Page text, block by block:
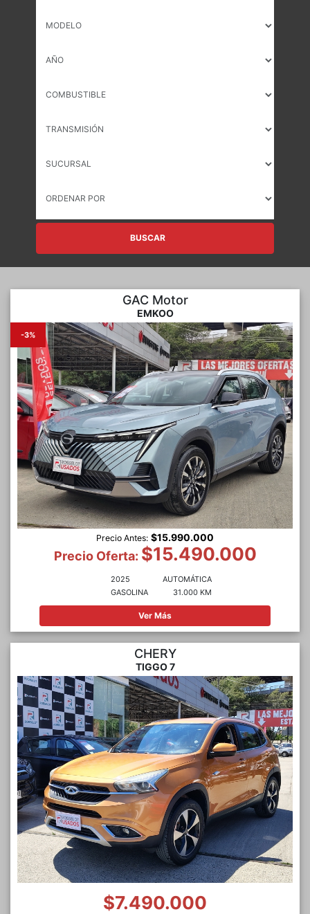
BUSCAR
GAC Motor
EMKOO
-3%
Precio Antes: $15.990.000
Precio Oferta: $15.490.000
2025
GASOLINA
AUTOMÁTICA
31.000 KM
Ver Más
CHERY
TIGGO 7
$7.490.000